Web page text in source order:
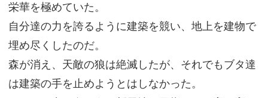
栄華を極めていた。
自分達の力を誇るように建築を競い、地上を建物で
埋め尽くしたのだ。
森が消え、天敵の狼は絶滅したが、それでもブタ達
は建築の手を止めようとはしなかった。